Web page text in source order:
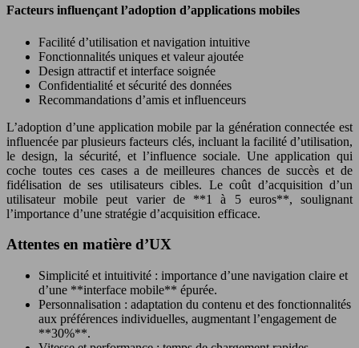
Facteurs influençant l’adoption d’applications mobiles
Facilité d’utilisation et navigation intuitive
Fonctionnalités uniques et valeur ajoutée
Design attractif et interface soignée
Confidentialité et sécurité des données
Recommandations d’amis et influenceurs
L’adoption d’une application mobile par la génération connectée est
influencée par plusieurs facteurs clés, incluant la facilité d’utilisation,
le design, la sécurité, et l’influence sociale. Une application qui
coche toutes ces cases a de meilleures chances de succès et de
fidélisation de ses utilisateurs cibles. Le coût d’acquisition d’un
utilisateur mobile peut varier de **1 à 5 euros**, soulignant
l’importance d’une stratégie d’acquisition efficace.
Attentes en matière d’UX
Simplicité et intuitivité : importance d’une navigation claire et
d’une **interface mobile** épurée.
Personnalisation : adaptation du contenu et des fonctionnalités
aux préférences individuelles, augmentant l’engagement de
**30%**.